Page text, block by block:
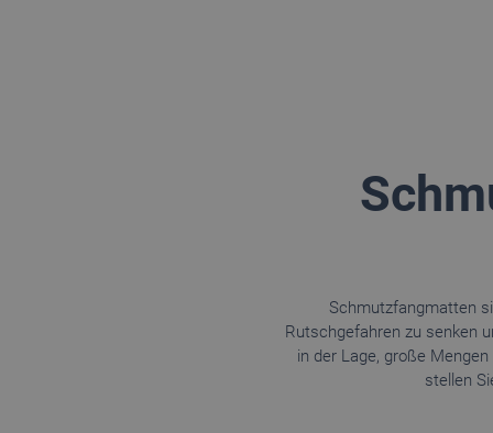
Schmutzfangmatten
Rutschgefahren zu senken
in der Lage, große
stellen